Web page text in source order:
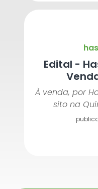
Edital -
À venda, por
sito na